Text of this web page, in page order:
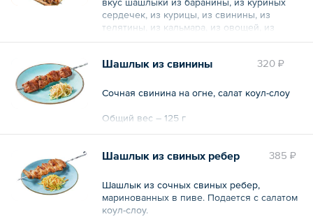
сердечек, из курицы, из свинины, из
телятины, из кальмара, из овощей, из
индейки, из свиных ребер, куриные
люля телятина-баранина, картофель и
коул-слоу.
Общий вес – 1640 г
320 ₽
Шашлык из свинины
Сочная свинина на огне, салат коул-слоу
Общий вес – 125 г
385 ₽
Шашлык из свиных ребер
Шашлык из сочных свиных ребер,
маринованных в пиве. Подается с салатом
коул-слоу.